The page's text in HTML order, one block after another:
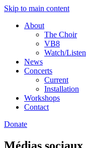
Skip to main content
About
The Choir
VB8
Watch/Listen
News
Concerts
Current
Installation
Workshops
Contact
Donate